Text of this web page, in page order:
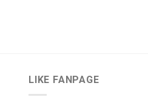
LIKE FANPAGE